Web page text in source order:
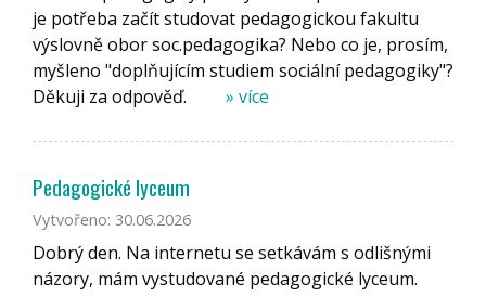
je potřeba začít studovat pedagogickou fakultu
výslovně obor soc.pedagogika? Nebo co je, prosím,
myšleno "doplňujícím studiem sociální pedagogiky"?
Děkuji za odpověď.
» více
Pedagogické lyceum
Vytvořeno: 30.06.2026
Dobrý den. Na internetu se setkávám s odlišnými
názory, mám vystudované pedagogické lyceum.